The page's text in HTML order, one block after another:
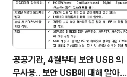
공공기관, 4월부터 보안 USB 의
무사용.. 보안 USB에 대해 알아봅